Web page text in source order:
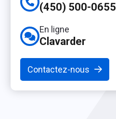
(450) 500-0655
En ligne
Clavarder
Contactez-nous